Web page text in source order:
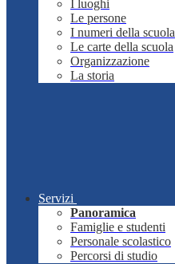
I luoghi
Le persone
I numeri della scuola
Le carte della scuola
Organizzazione
La storia
Servizi
Panoramica
Famiglie e studenti
Personale scolastico
Percorsi di studio